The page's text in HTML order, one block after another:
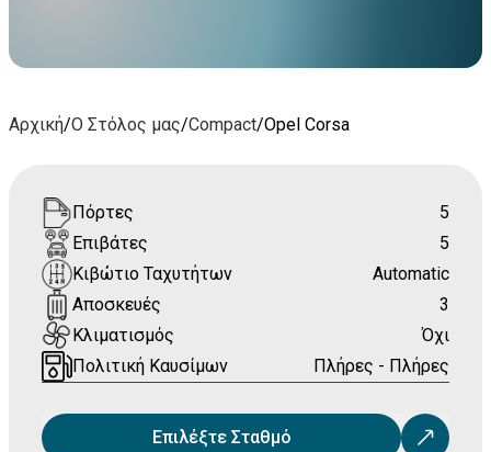
Αρχική/Ο Στόλος μας/Compact/Opel Corsa
Πόρτες
5
Επιβάτες
5
Κιβώτιο Ταχυτήτων
Automatic
Αποσκευές
3
Κλιματισμός
Όχι
Πολιτική Καυσίμων
Πλήρες - Πλήρες
Επιλέξτε Σταθμό